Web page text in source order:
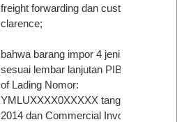
freight forwarding dan custom
clarence;
bahwa barang impor 4 jenis barang
sesuai lembar lanjutan PIB dengan Bill
of Lading Nomor:
YMLUXXXX0XXXXX tanggal 26 April
2014 dan Commercial Invoice Nomor: